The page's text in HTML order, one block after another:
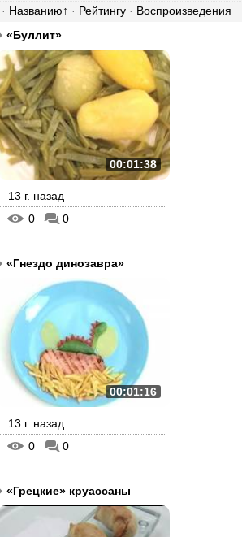
· Названию↑ · Рейтингу · Воспроизведения
«Буллит»
00:01:38
13 г. назад
0
0
«Гнездо динозавра»
00:01:16
13 г. назад
0
0
«Грецкие» круассаны